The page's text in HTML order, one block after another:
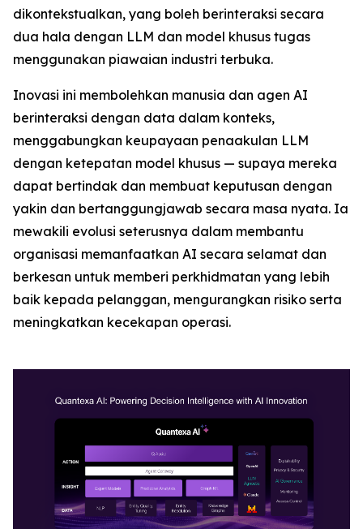
dikontekstualkan, yang boleh berinteraksi secara
dua hala dengan LLM dan model khusus tugas
menggunakan piawaian industri terbuka.
Inovasi ini membolehkan manusia dan agen AI
berinteraksi dengan data dalam konteks,
menggabungkan keupayaan penaakulan LLM
dengan ketepatan model khusus — supaya mereka
dapat bertindak dan membuat keputusan dengan
yakin dan bertanggungjawab secara masa nyata. Ia
mewakili evolusi seterusnya dalam membantu
organisasi memanfaatkan AI secara selamat dan
berkesan untuk memberi perkhidmatan yang lebih
baik kepada pelanggan, mengurangkan risiko serta
meningkatkan kecekapan operasi.